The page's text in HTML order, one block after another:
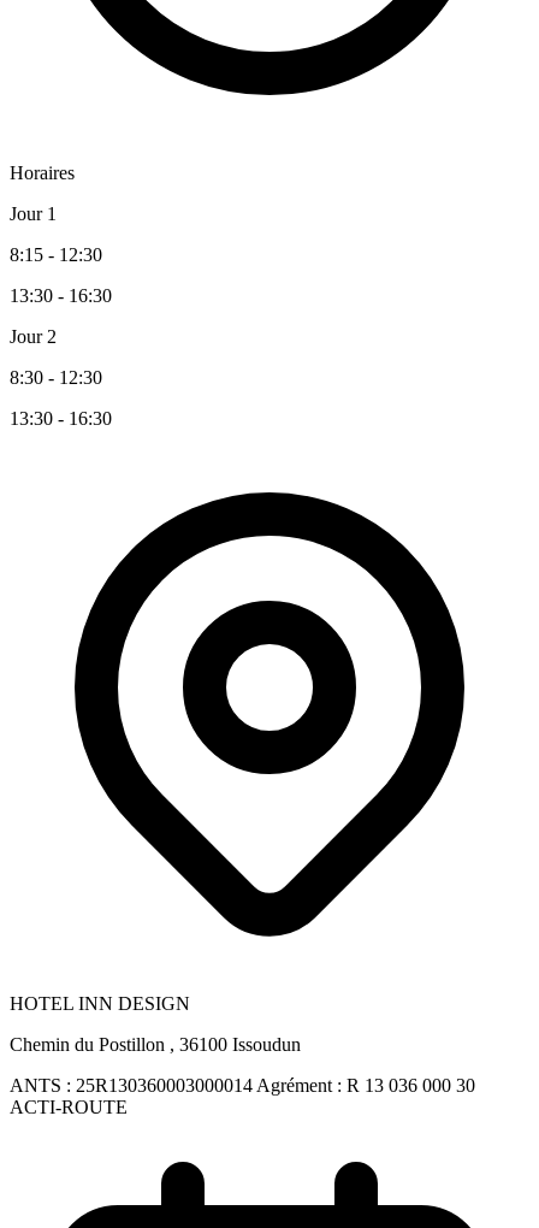
Horaires
Jour 1
8:15 - 12:30
13:30 - 16:30
Jour 2
8:30 - 12:30
13:30 - 16:30
HOTEL INN DESIGN
Chemin du Postillon , 36100 Issoudun
ANTS : 25R130360003000014 Agrément : R 13 036 000 30
ACTI-ROUTE